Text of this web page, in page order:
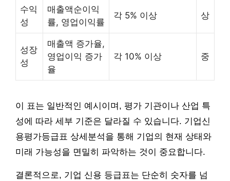
수익
성
매출액순이익
률, 영업이익률
각 5% 이상 상
성장
성
매출액 증가율,
영업이익 증가
율
각 10% 이상 중
이 표는 일반적인 예시이며, 평가 기관이나 산업 특
성에 따라 세부 기준은 달라질 수 있습니다. 기업신
용평가등급표 상세분석을 통해 기업의 현재 상태와
미래 가능성을 면밀히 파악하는 것이 중요합니다.
결론적으로, 기업 신용 등급표는 단순히 숫자를 넘